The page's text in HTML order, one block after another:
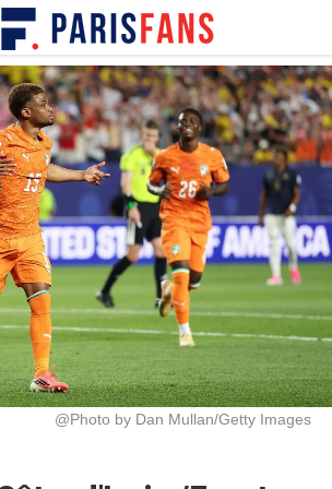
@Photo by Dan Mullan/Getty Images